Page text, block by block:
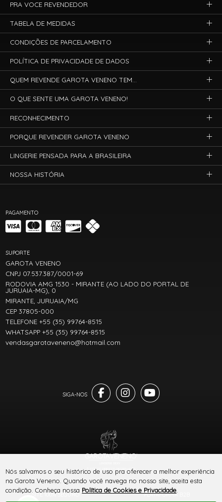
PAGAMENTO
SITE 100% SEGURO PLATAFORMA B2B
SUPORTE
GAROTA VENENO
CNPJ 07.537.387/0001-69
RODOVIA AMG 1530 - MIRANTE (AO LADO DO PORTAL DE
JURUAIA-MG), 0
MIRANTE, JURUAIA/MG
CEP 37805-000
TELEFONE +55 (35) 99764-8515
WHATSAPP +55 (35) 99764-8515
vendasgarotaveneno@hotmail.com
PRA VOCE REVENDEDOR
TABELA DE MEDIDAS
CONDIÇÕES DE PARCELAMENTO
POLÍTICA DE PRIVACIDADE DE DADOS
QUEM REVENDE GAROTA VENENO TEM...
O QUE SENTE UMA GAROTA VENENO!
RECONHECIMENTO
PORQUE REVENDER GAROTA VENENO
LINGERIE PENSADA PARA A BRASILEIRA
NOSSA HISTÓRIA
® TODOS DIREITOS RESERVADOS
Nós salvamos o seu histórico de uso pra oferecer a melhor experiência
na Garota Veneno. Quando você navega no nosso site, aceita esta
condição. Conheça nossa Política de Cookies e Privacidade